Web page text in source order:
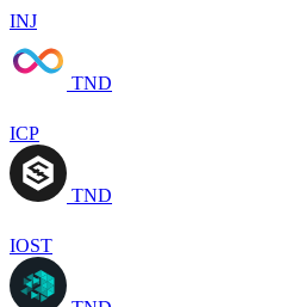
INJ
TND
ICP
TND
IOST